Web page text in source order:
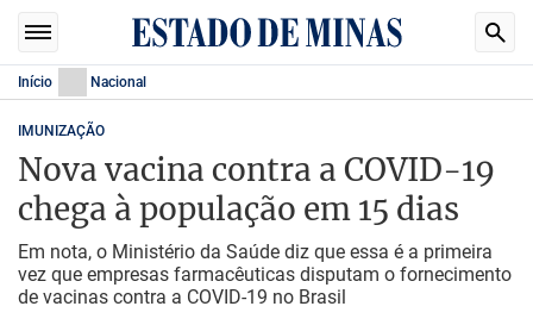
Início Nacional
IMUNIZAÇÃO
Nova vacina contra a COVID-19
chega à população em 15 dias
Em nota, o Ministério da Saúde diz que essa é a primeira
vez que empresas farmacêuticas disputam o fornecimento
de vacinas contra a COVID-19 no Brasil